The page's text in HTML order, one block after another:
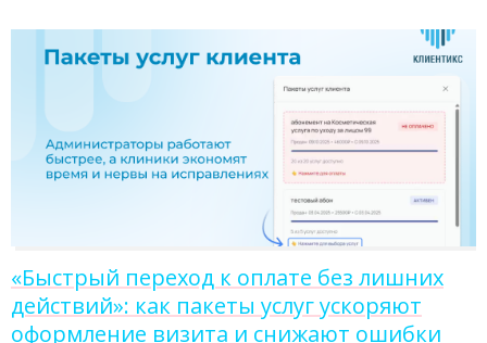
«Быстрый переход к оплате без лишних
действий»: как пакеты услуг ускоряют
оформление визита и снижают ошибки